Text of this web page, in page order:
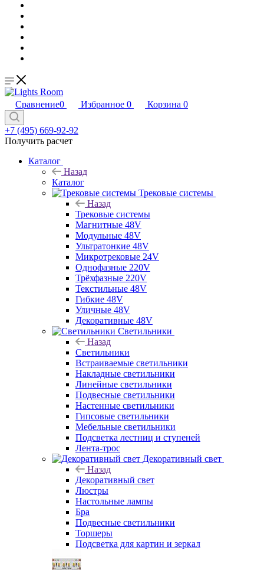
Сравнение0 Избранное 0 Корзина 0
+7 (495) 669-92-92
Получить расчет
Каталог
Назад
Каталог
Трековые системы
Назад
Трековые системы
Магнитные 48V
Модульные 48V
Ультратонкие 48V
Микротрековые 24V
Однофазные 220V
Трёхфазные 220V
Текстильные 48V
Гибкие 48V
Уличные 48V
Декоративные 48V
Светильники
Назад
Светильники
Встраиваемые светильники
Накладные светильники
Линейные светильники
Подвесные светильники
Настенные светильники
Гипсовые светильники
Мебельные светильники
Подсветка лестниц и ступеней
Лента-трос
Декоративный свет
Назад
Декоративный свет
Люстры
Настольные лампы
Бра
Подвесные светильники
Торшеры
Подсветка для картин и зеркал